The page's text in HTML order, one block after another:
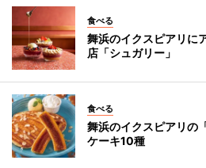
食べる
舞浜のイクスピアリに
店「シュガリー」
食べる
舞浜のイクスピアリの
ケーキ10種